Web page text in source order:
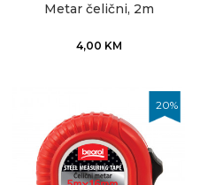
Metar čelični, 2m
4,00 KM
20%